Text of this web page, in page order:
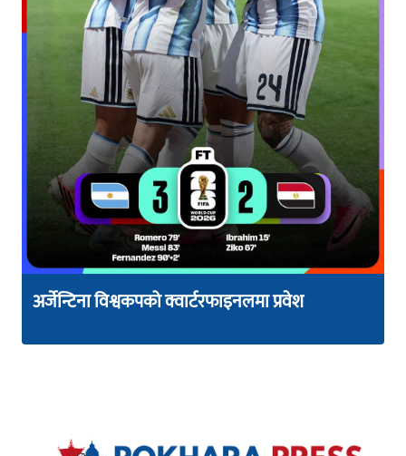
अर्जेन्टिना विश्वकपको क्वार्टरफाइनलमा प्रवेश